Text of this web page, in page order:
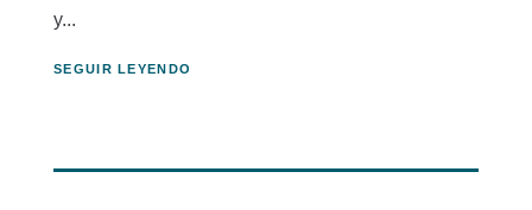
y...
SEGUIR LEYENDO